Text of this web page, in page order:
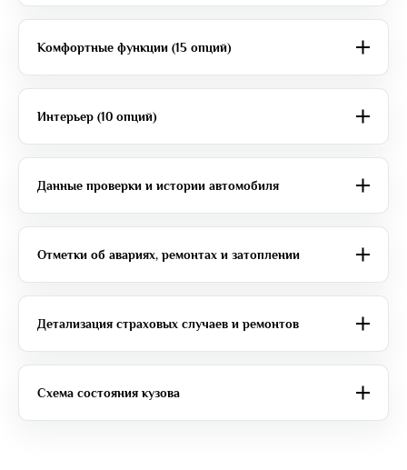
Комфортные функции (15 опций)
Интерьер (10 опций)
Данные проверки и истории автомобиля
Отметки об авариях, ремонтах и затоплении
Детализация страховых случаев и ремонтов
Схема состояния кузова